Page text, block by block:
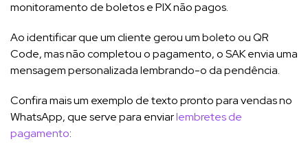
monitoramento de boletos e PIX não pagos.
Ao identificar que um cliente gerou um boleto ou QR
Code, mas não completou o pagamento, o SAK envia uma
mensagem personalizada lembrando-o da pendência.
Confira mais um exemplo de texto pronto para vendas no
WhatsApp, que serve para enviarlembretes de
pagamento: